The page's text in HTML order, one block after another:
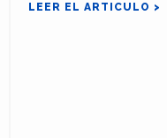
LEER EL ARTICULO >